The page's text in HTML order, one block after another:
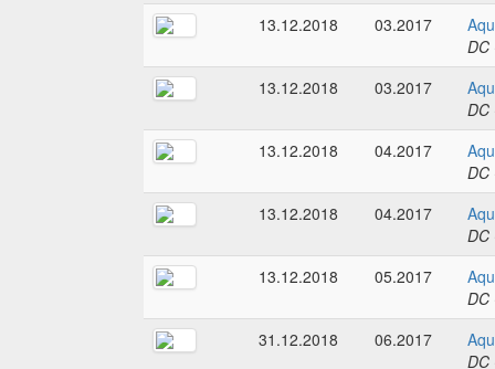
13.12.2018
03.2017
DC
13.12.2018
03.2017
DC
13.12.2018
04.2017
DC
13.12.2018
04.2017
DC
13.12.2018
05.2017
DC
31.12.2018
06.2017
DC